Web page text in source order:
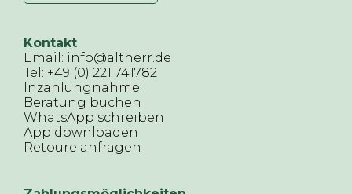
Kontakt
Email: info@altherr.de
Tel: +49 (0) 221 741782
Inzahlungnahme
Beratung buchen
WhatsApp schreiben
App downloaden
Retoure anfragen